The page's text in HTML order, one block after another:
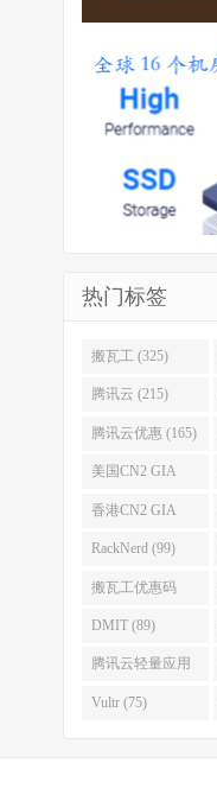
热门标签
搬瓦工 (325)
腾讯云 (215)
腾讯云优惠 (165)
美国CN2 GIA
(141)
香港CN2 GIA
(111)
RackNerd (99)
搬瓦工优惠码
(92)
DMIT (89)
腾讯云轻量应用
服务器 (82)
Vultr (75)